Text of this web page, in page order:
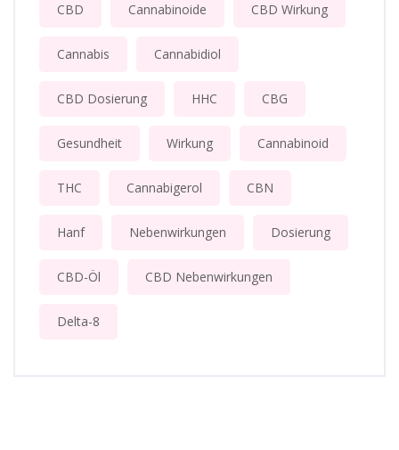
CBD Cannabinoide CBD Wirkung
Cannabis Cannabidiol
CBD Dosierung HHC CBG
Gesundheit Wirkung Cannabinoid
THC Cannabigerol CBN
Hanf Nebenwirkungen Dosierung
CBD-Öl CBD Nebenwirkungen
Delta-8